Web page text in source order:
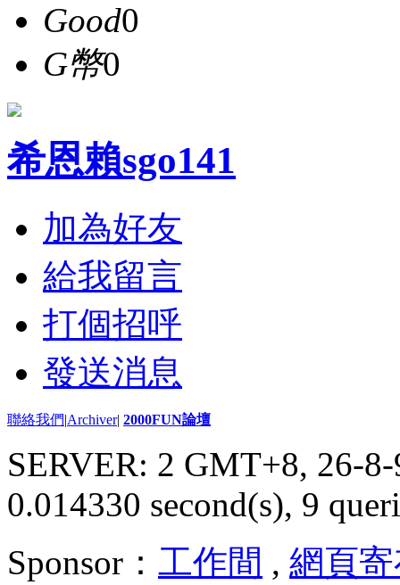
Good0
G幣0
希恩賴sgo141
加為好友
給我留言
打個招呼
發送消息
聯絡我們|Archiver| 2000FUN論壇
SERVER: 2 GMT+8, 26-
0.014330 second(s), 9
Sponsor： 工作間 , 網頁